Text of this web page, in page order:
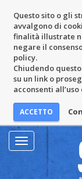
Questo sito o gli
avvalgono di
finalità illustrate
negare il
policy.
Chiudendo
su un link o
acconsenti
Mostra
Menu